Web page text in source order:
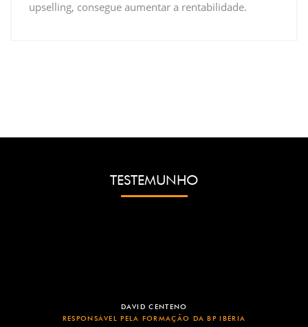
upselling, consegue aumentar a rentabilidade.
TESTEMUNHO
DAVID CENTENO
RESPONSÁVEL PELA FORMAÇÃO DA BP IBÉRIA